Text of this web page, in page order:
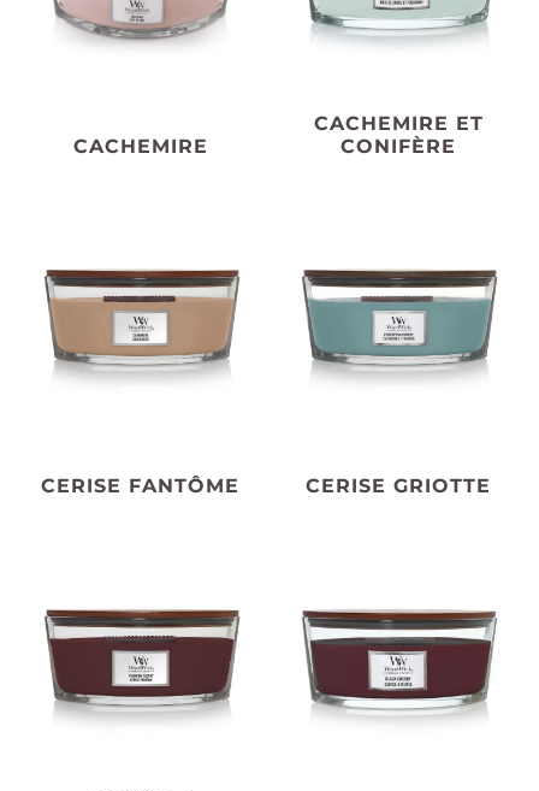
CACHEMIRE
CACHEMIRE ET
CONIFÈRE
CERISE FANTÔME CERISE GRIOTTE